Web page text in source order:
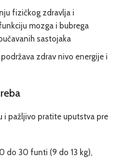
fizičkog zdravlja i
mozga i bubrega
sastojaka
zdrav nivo energije i
i pažljivo pratite uputstva pre
do 30 funti (9 do 13 kg),